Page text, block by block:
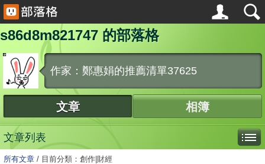
s86d8m821747 的部落格
作家：鄭惠娟的推薦清單37625
文章 相簿
文章列表
所有文章 / 目前分類：創作|財經